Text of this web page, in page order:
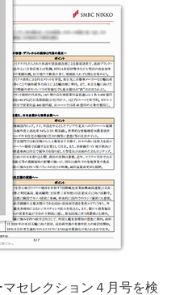
セレクション４月号を検